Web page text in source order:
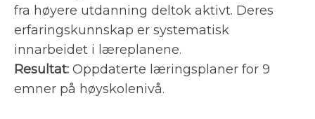
fra høyere utdanning deltok aktivt. Deres
erfaringskunnskap er systematisk
innarbeidet i læreplanene.
Resultat: Oppdaterte læringsplaner for 9
emner på høyskolenivå.